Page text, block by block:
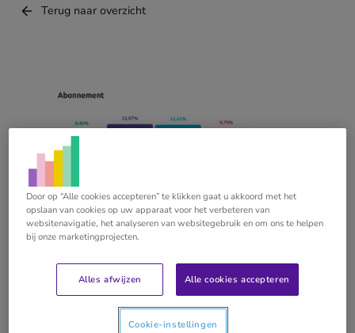
Terug naar overzicht
Wat de cijfers écht zeggen: 4 mythes over
groei, automatisatie en facturatie in
accountancy
Door op “Alle cookies accepteren” te klikken gaat u akkoord met het
opslaan van cookies op uw apparaat voor het verbeteren van
websitenavigatie, het analyseren van websitegebruik en om ons te helpen
bij onze marketingprojecten.
Alles afwijzen Alle cookies accepteren
Cookie-instellingen